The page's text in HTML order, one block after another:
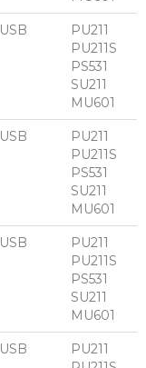
USB
PU211
PU211S
PS531
SU211
MU601
USB
PU211
PU211S
PS531
SU211
MU601
USB
PU211
PU211S
PS531
SU211
MU601
USB
PU211